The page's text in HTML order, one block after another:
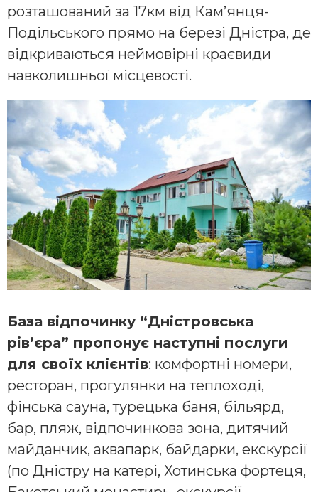
розташований за 17км від Кам’янця-
Подільського прямо на березі Дністра, де
відкриваються неймовірні краєвиди
навколишньої місцевості.
База відпочинку “Дністровська
рів’єра” пропонує наступні послуги
для своїх клієнтів: комфортні номери,
ресторан, прогулянки на теплоході,
фінська сауна, турецька баня, більярд,
бар, пляж, відпочинкова зона, дитячий
майданчик, аквапарк, байдарки, екскурсії
(по Дністру на катері, Хотинська фортеця,